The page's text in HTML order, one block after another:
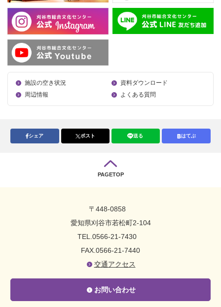
施設の空き状況
資料ダウンロード
周辺情報
よくある質問
シェア ポスト 送る はてぶ
PAGETOP
〒448-0858
愛知県刈谷市若松町2-104
TEL.0566-21-7430
FAX.0566-21-7440
交通アクセス
お問い合わせ